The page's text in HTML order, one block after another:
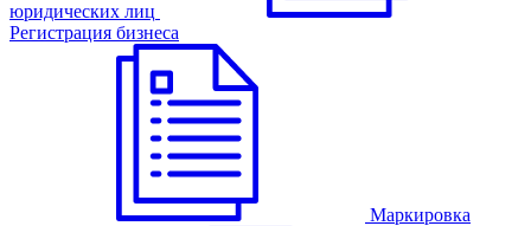
юридических лиц
Регистрация бизнеса
Маркировка